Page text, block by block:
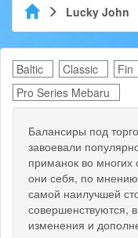
Lucky John
Baltic Classic Fin
Pro Series Mebaru
Балансиры под
завоевали
приманок во
они себя, по
самой наилучшей
совершенствуются,
изменения и